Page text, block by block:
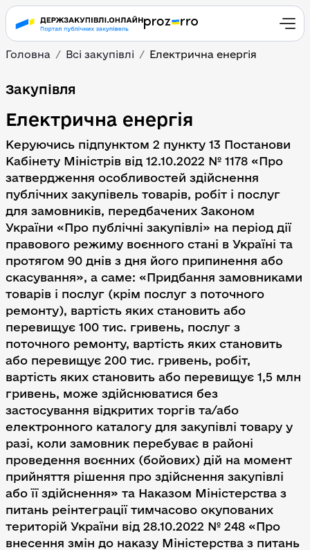
Головна Всі закупівлі Електрична енергія
Електрична енергія
Закупівля
Електрична енергія
Керуючись підпунктом 2 пункту 13 Постанови
Кабінету Міністрів від 12.10.2022 № 1178 «Про
затвердження особливостей здійснення
публічних закупівель товарів, робіт і послуг
для замовників, передбачених Законом
України «Про публічні закупівлі» на період дії
правового режиму воєнного стані в Україні та
протягом 90 днів з дня його припинення або
скасування», а саме: «Придбання замовниками
товарів і послуг (крім послуг з поточного
ремонту), вартість яких становить або
перевищує 100 тис. гривень, послуг з
поточного ремонту, вартість яких становить
або перевищує 200 тис. гривень, робіт,
вартість яких становить або перевищує 1,5 млн
гривень, може здійснюватися без
застосування відкритих торгів та/або
електронного каталогу для закупівлі товару у
разі, коли замовник перебуває в районі
проведення воєнних (бойових) дій на момент
прийняття рішення про здійснення закупівлі
або її здійснення» та Наказом Міністерства з
питань реінтеграції тимчасово окупованих
територій України від 28.10.2022 № 248 «Про
внесення змін до наказу Міністерства з питань